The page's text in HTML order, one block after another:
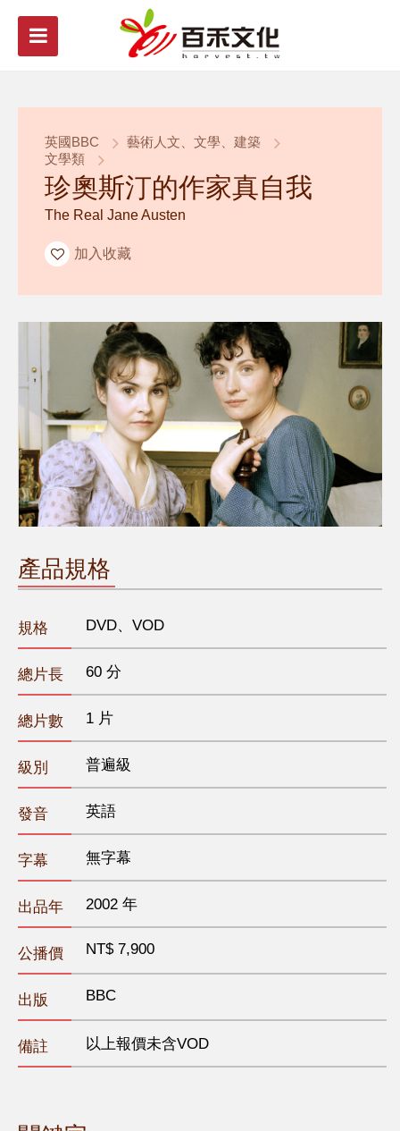
英國BBC
藝術人文、文學、建築
文學類
珍奧斯汀的作家真自我
The Real Jane Austen
加入收藏
產品規格
規格 DVD、VOD
總片長 60 分
總片數 1 片
級別 普遍級
發音 英語
字幕 無字幕
出品年 2002 年
公播價 NT$ 7,900
出版 BBC
備註 以上報價未含VOD